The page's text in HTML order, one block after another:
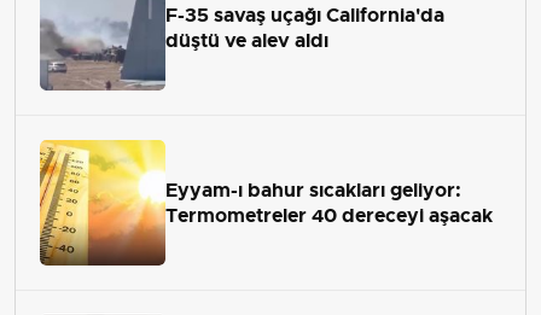
F-35 savaş uçağı California'da
düştü ve alev aldı
Eyyam-ı bahur sıcakları geliyor:
Termometreler 40 dereceyi aşacak